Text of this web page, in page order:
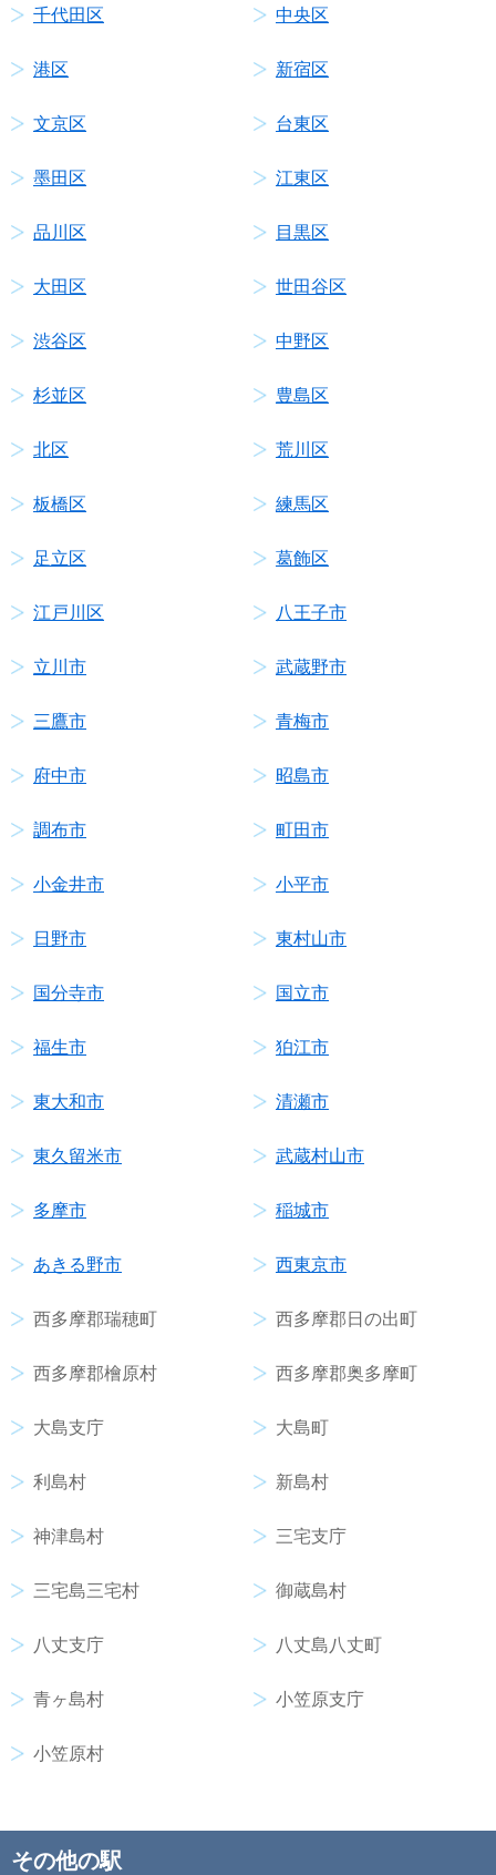
千代田区 中央区
港区 新宿区
文京区 台東区
墨田区 江東区
品川区 目黒区
大田区 世田谷区
渋谷区 中野区
杉並区 豊島区
北区 荒川区
板橋区 練馬区
足立区 葛飾区
江戸川区 八王子市
立川市 武蔵野市
三鷹市 青梅市
府中市 昭島市
調布市 町田市
小金井市 小平市
日野市 東村山市
国分寺市 国立市
福生市 狛江市
東大和市 清瀬市
東久留米市 武蔵村山市
多摩市 稲城市
あきる野市 西東京市
西多摩郡瑞穂町 西多摩郡日の出町
西多摩郡檜原村 西多摩郡奥多摩町
大島支庁 大島町
利島村 新島村
神津島村 三宅支庁
三宅島三宅村 御蔵島村
八丈支庁 八丈島八丈町
青ヶ島村 小笠原支庁
小笠原村
その他の駅